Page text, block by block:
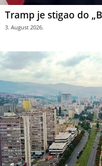
Tramp je stigao do
3. August 2026.